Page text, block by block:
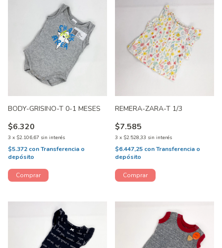
BODY-GRISINO-T 0-1 MESES
$6.320
3 x $2.106,67 sin interés
$5.372 conTransferencia o
depósito
REMERA-ZARA-T 1/3
$7.585
3 x $2.528,33 sin interés
$6.447,25 conTransferencia o
depósito